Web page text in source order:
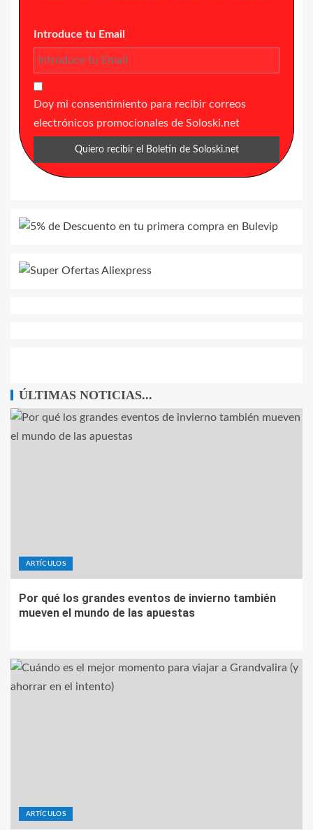
Introduce tu Email
Doy mi consentimiento para recibir correos
electrónicos promocionales de Soloski.net
ÚLTIMAS NOTICIAS...
ARTÍCULOS
Por qué los grandes eventos de invierno también
mueven el mundo de las apuestas
ARTÍCULOS